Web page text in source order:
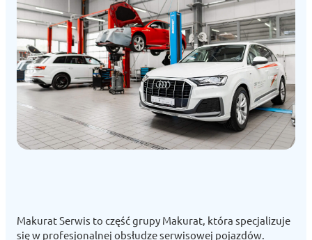
Makurat Serwis to część grupy Makurat, która specjalizuje
się w profesjonalnej obsłudze serwisowej pojazdów.